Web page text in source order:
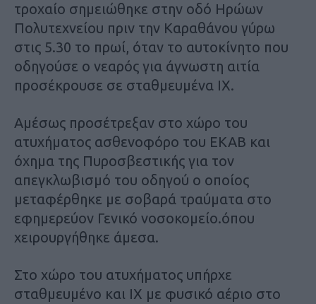
τροχαίο σημειώθηκε στην οδό Ηρώων
Πολυτεχνείου πριν την Καραθάνου γύρω
στις 5.30 το πρωί, όταν το αυτοκίνητο που
οδηγούσε ο νεαρός για άγνωστη αιτία
προσέκρουσε σε σταθμευμένα ΙΧ.
Αμέσως προσέτρεξαν στο χώρο του
ατυχήματος ασθενοφόρο του ΕΚΑΒ και
όχημα της Πυροσβεστικής για τον
απεγκλωβισμό του οδηγού ο οποίος
μεταφέρθηκε με σοβαρά τραύματα στο
εφημερεύον Γενικό νοσοκομείο.όπου
χειρουργήθηκε άμεσα.
Στο χώρο του ατυχήματος υπήρχε
σταθμευμένο και ΙΧ με φυσικό αέριο στο